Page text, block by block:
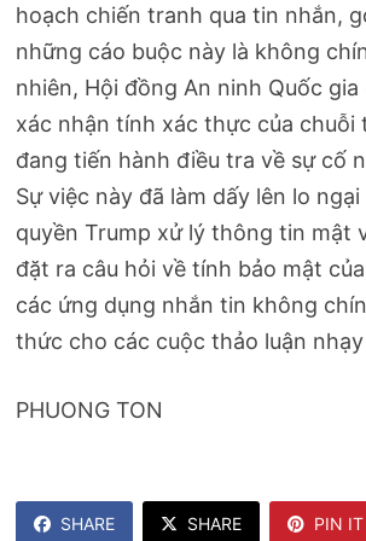
hoạch chiến tranh qua tin nhắn,
những cáo buộc này là không
nhiên, Hội đồng An ninh Quốc gia
xác nhận tính xác thực của chuỗi
đang tiến hành điều tra về sự cố
Sự việc này đã làm dấy lên lo
quyền Trump xử lý thông tin mật
đặt ra câu hỏi về tính bảo mật
các ứng dụng nhắn tin không
thức cho các cuộc thảo luận
PHUONG TON
SHARE SHARE PIN IT